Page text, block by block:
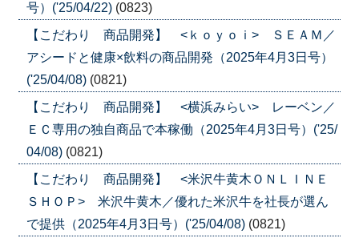
号）('25/04/22) (0823)
【こだわり 商品開発】 <ｋｏｙｏｉ> ＳＥＡＭ／
アシードと健康×飲料の商品開発（2025年4月3日号）
('25/04/08) (0821)
【こだわり 商品開発】 <横浜みらい> レーベン／
ＥＣ専用の独自商品で本稼働（2025年4月3日号）('25/
04/08) (0821)
【こだわり 商品開発】 <米沢牛黄木ＯＮＬＩＮＥ
ＳＨＯＰ> 米沢牛黄木／優れた米沢牛を社長が選ん
で提供（2025年4月3日号）('25/04/08) (0821)